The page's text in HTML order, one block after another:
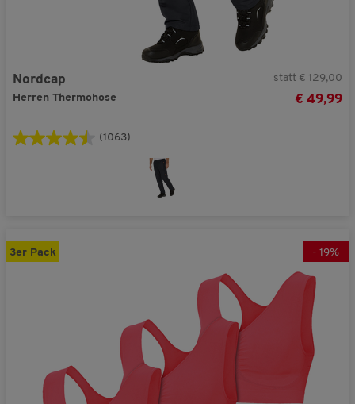
Nordcap
Herren Thermohose
statt € 129,00
€ 49,99
(1063)
3er Pack - 19%